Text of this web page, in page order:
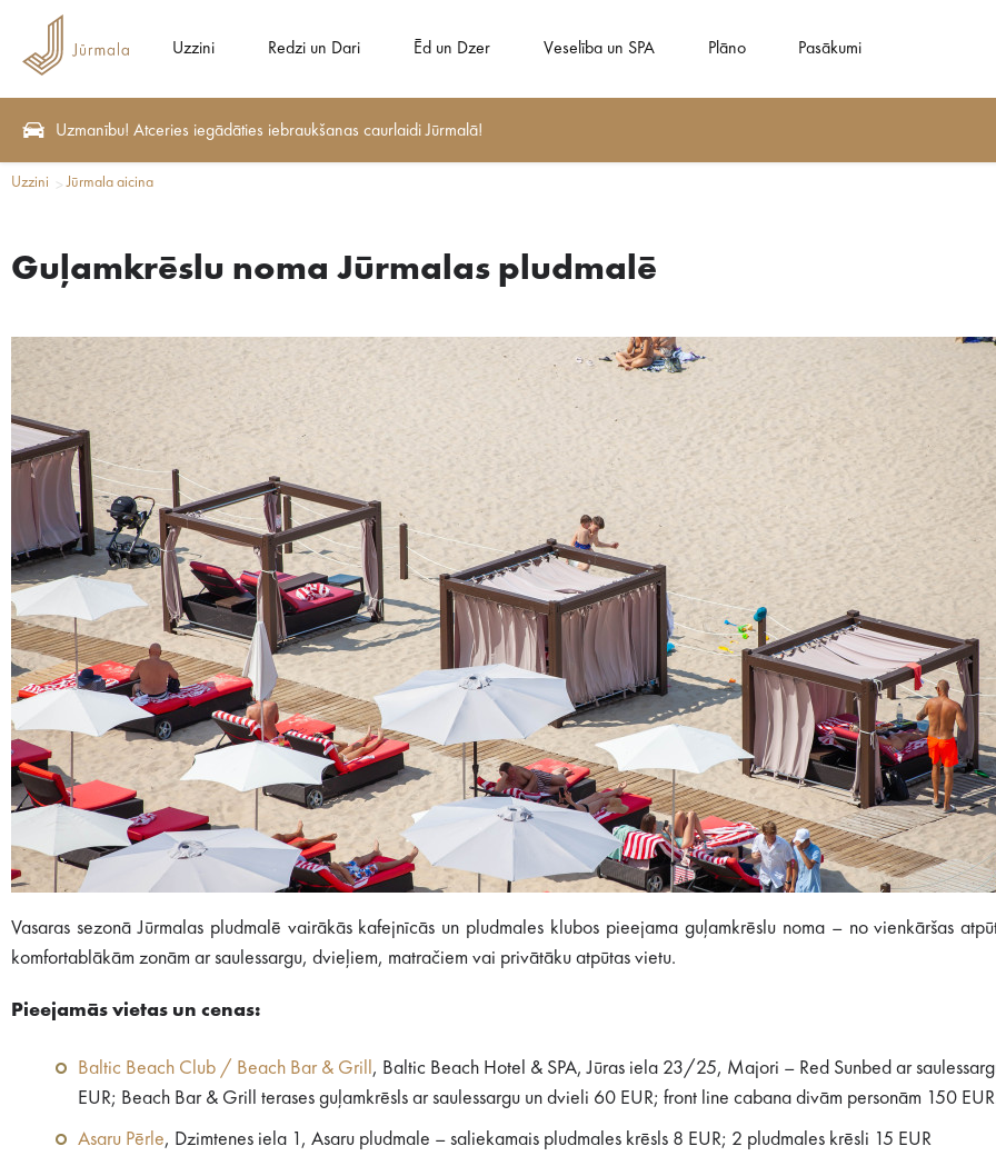
Uzzini Redzi un Dari Ēd un Dzer Veselība un SPA Plāno Pasākumi
Uzmanību! Atceries iegādāties iebraukšanas caurlaidi Jūrmalā!
Uzzini Jūrmala aicina
Guļamkrēslu noma Jūrmalas pludmalē
Vasaras sezonā Jūrmalas pludmalē vairākās kafejnīcās un pludmales klubos pieejama guļamkrēslu noma – no vienkāršas
komfortablākām zonām ar saulessargu, dvieļiem, matračiem vai privātāku atpūtas vietu.
Pieejamās vietas un cenas:
Baltic Beach Club / Beach Bar & Grill , Baltic Beach Hotel & SPA, Jūras iela 23/25, Majori – Red Sunbed ar
EUR; Beach Bar & Grill terases guļamkrēsls ar saulessargu un dvieli 60 EUR; front line cabana divām personām 150
Asaru Pērle, Dzimtenes iela 1, Asaru pludmale – saliekamais pludmales krēsls 8 EUR; 2 pludmales krēsli 15 EUR